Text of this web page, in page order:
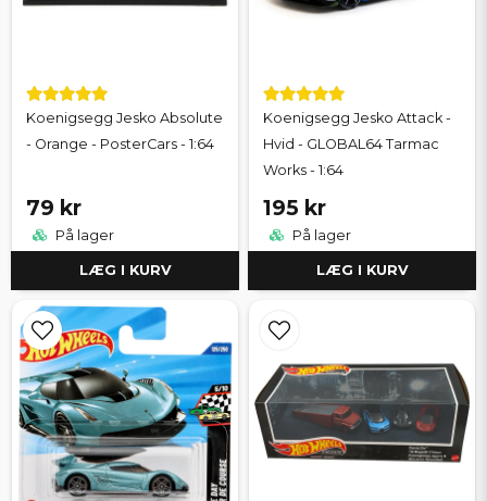
Koenigsegg Jesko Absolute
- Orange - PosterCars - 1:64
79 kr
På lager
LÆG I KURV
Koenigsegg Jesko Attack -
Hvid - GLOBAL64 Tarmac
Works - 1:64
195 kr
På lager
LÆG I KURV